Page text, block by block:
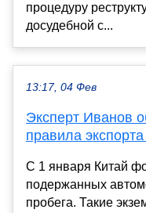
процедуру
досудебной с...
13:17, 04 Фев
Эксперт Иванов
правила
С 1 января Китай
подержанных
пробега. Такие